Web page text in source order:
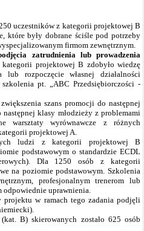
uczestników z kategorii projektowej B
które były dobrane ściśle pod potrzeby
firmom zewnętrznym.
ęcia zatrudnienia lub prowadzenia
projektowej B zdobyło wiedzę
lub rozpoczęcie własnej działalności
pt. „ABC Przedsiębiorczości -
szans promocji do następnej
klasy młodzieży z problemami
warsztaty wyrównawcze z różnych
projektowej A.
ludzi z kategorii projektowej B
podstawowym o standardzie ECDL
Dla 1250 osób z kategorii
na poziomie podstawowym. Szkolenia
profesjonalnym trenerom lub
odpowiednie uprawnienia.
w ramach tego zadania podjęli
B) skierowanych zostało 625 osób